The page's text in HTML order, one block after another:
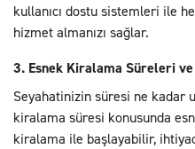
kullanıcı dostu sistemleri ile
hizmet almanızı sağlar.
3. Esnek Kiralama Süreleri
Seyahatinizin süresi ne kadar
kiralama süresi konusunda
kiralama ile başlayabilir,